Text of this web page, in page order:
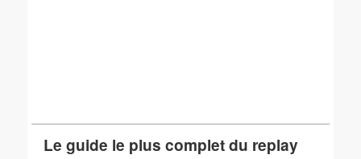
Le guide le plus complet du replay